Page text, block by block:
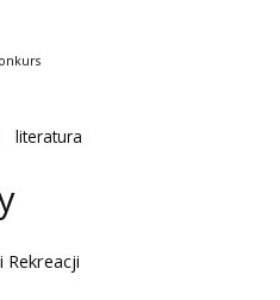
literatura
Rekreacji